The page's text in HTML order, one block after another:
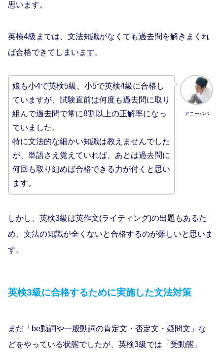
思います。
英検4級までは、文法知識がなくても過去問を解きまくれ
ば合格できてしまいます。
アニーパパ
娘も小4で英検5級、小5で英検4級に合格し
ていますが、試験直前は何度も過去問に取り
組んで過去問で常に8割以上の正解率になっ
ていました。
特に文法的な細かい知識は教えませんでした
が、単語さえ覚えていれば、あとは過去問に
何回も取り組めば合格できる力が付くと思い
ます。
しかし、英検3級は英作文(ライティング)の出題もあるた
め、文法の知識が全くないと合格するのが難しいと思いま
す。
英検3級に合格するために実施した文法対策
まだ「be動詞や一般動詞の肯定文・否定文・疑問文」な
どをやっている状態でしたが、英検3級では「受動態」